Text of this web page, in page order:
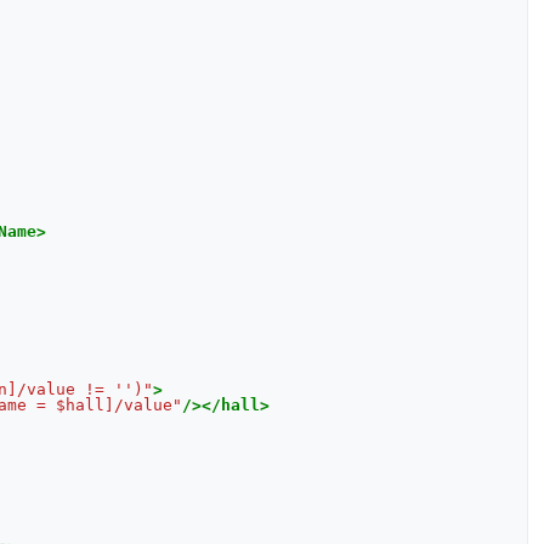
value != '')">
= $hall]/value" /></hall>